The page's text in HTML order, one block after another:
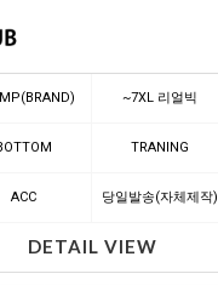
~7XL 리얼빅
TRANING
ACC 당일발송(자체제작)
DETAIL VIEW